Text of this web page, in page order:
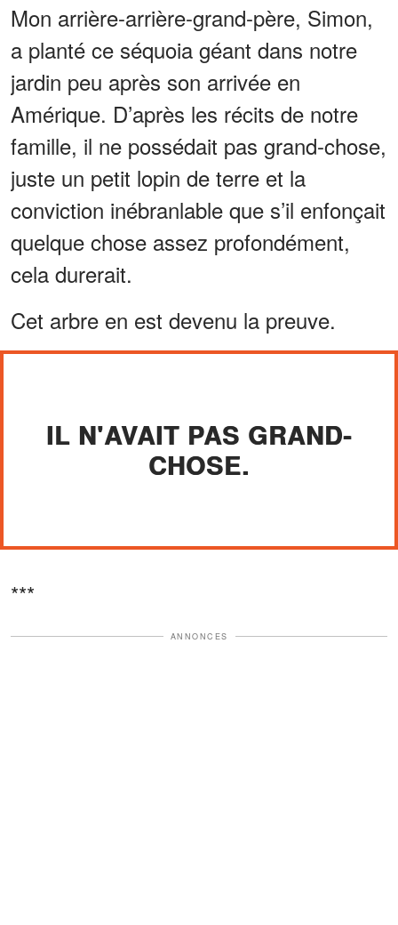
Mon arrière-arrière-grand-père, Simon,
a planté ce séquoia géant dans notre
jardin peu après son arrivée en
Amérique. D’après les récits de notre
famille, il ne possédait pas grand-chose,
juste un petit lopin de terre et la
conviction inébranlable que s’il enfonçait
quelque chose assez profondément,
cela durerait.
Cet arbre en est devenu la preuve.
IL N'AVAIT PAS GRAND-
CHOSE.
***
ANNONCES